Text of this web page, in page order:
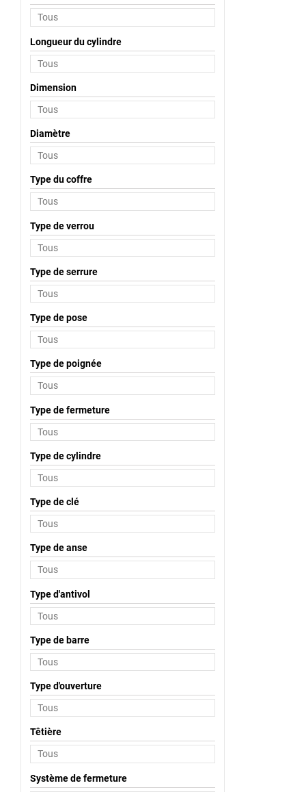
Longueur du cylindre
Dimension
Diamètre
Type du coffre
Type de verrou
Type de serrure
Type de pose
Type de poignée
Type de fermeture
Type de cylindre
Type de clé
Type de anse
Type d'antivol
Type de barre
Type d'ouverture
Têtière
Système de fermeture